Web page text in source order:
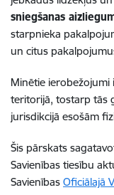
sniegšanas
starpnieka
un citus
Minētie ierobežojumi
teritorijā, tostarp tās
jurisdikcijā esošām
Šis pārskats
Savienības tiesību
Savienības Oficiālajā